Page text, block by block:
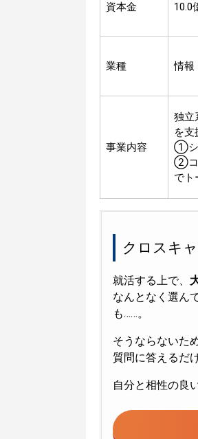
資本金 10.0
業種 情報
事業内容
独立
を支
①シ
②コ
でト
クロスキ
就活する上で、
なんとなく選ん
も……。
そうならないた
質問に答えるだけ
自分と相性の良